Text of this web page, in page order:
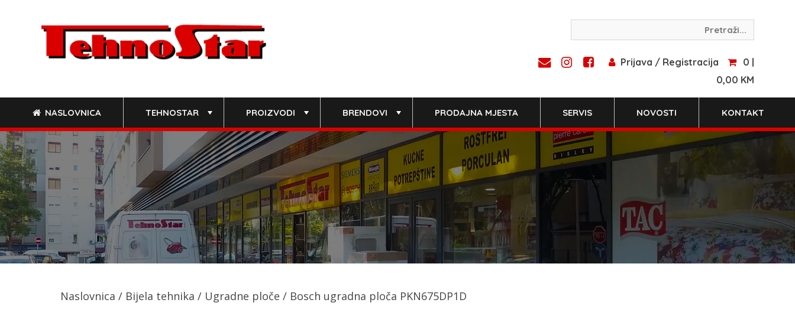
Prijava / Registracija
0 |
0,00 KM
NASLOVNICA TEHNOSTAR PROIZVODI BRENDOVI PRODAJNA MJESTA SERVIS NOVOSTI KONTAKT
Naslovnica / Bijela tehnika / Ugradne ploče / Bosch ugradna ploča PKN675DP1D